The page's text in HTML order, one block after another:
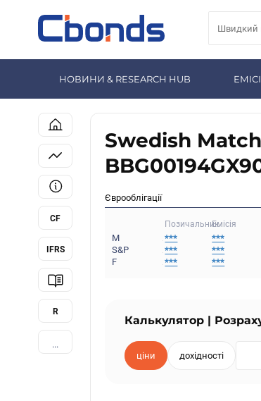
НОВИНИ & RESEARCH HUB
CF
IFRS
R
...
Swedish
Єврооблігації
Емісія
Позичальник
M ***
***
S&P
***
***
F
***
***
Калькулятор |
ціни дохідності